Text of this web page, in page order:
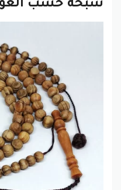
سبحة خشب